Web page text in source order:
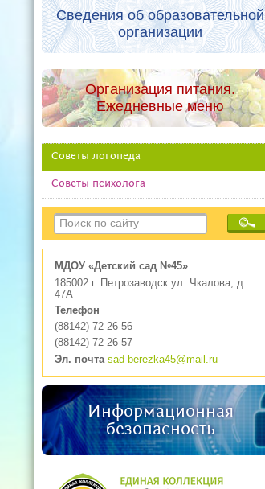
Сведения об образовательной
организации
Организация питания.
Ежедневные меню
Советы логопеда
Советы психолога
МДОУ «Детский сад №45»
185002 г. Петрозаводск ул. Чкалова, д.
47А
Телефон
(88142) 72-26-56
(88142) 72-26-57
Эл. почта sad-berezka45@mail.ru
Информационная
безопасность